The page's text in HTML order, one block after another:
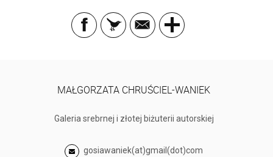
MAŁGORZATA CHRUŚCIEL-WANIEK
Galeria srebrnej i złotej biżuterii autorskiej
gosiawaniek(at)gmail(dot)com